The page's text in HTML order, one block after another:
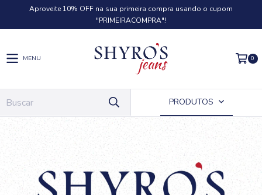
Aproveite 10% OFF na sua primeira compra usando o cupom
"PRIMEIRACOMPRA"!
MENU 0
PRODUTOS